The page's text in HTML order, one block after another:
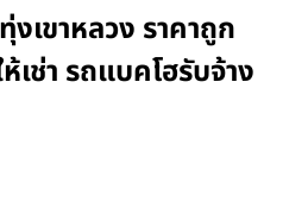
งเขาหลวง ราคาถูก
เช่า รถแบคโฮรับจ้าง